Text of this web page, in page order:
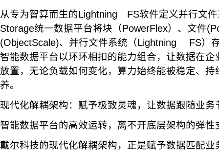
从专为智算而生的Lightning FS软件定义并行文
Storage统一数据平台将块（PowerFlex）、文件
(ObjectScale)、并行文件系统（Lightning FS）
智能数据平台以环环相扣的能力组合，让数据在
放置，无论负载如何变化，算力始终能被稳定、
养。
现代化解耦架构：赋予极致灵魂，让数据跟随业务
智能数据平台的高效运转，离不开底层架构的弹性
戴尔科技的现代化解耦架构，正是赋予数据匹配业